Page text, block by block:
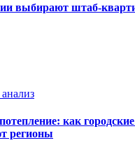
выбирают штаб-
как
регионы